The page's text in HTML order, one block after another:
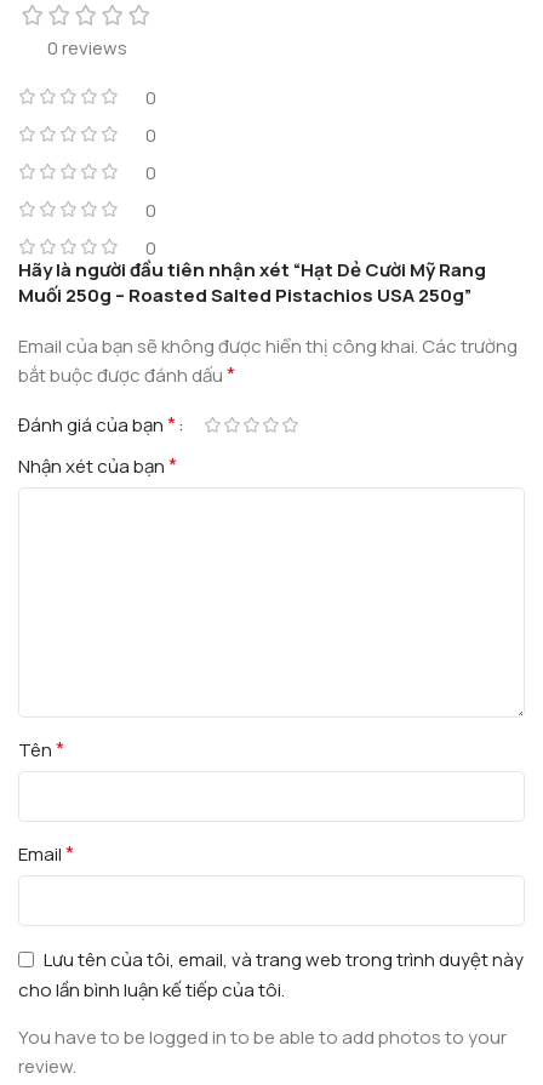
0 reviews
0
0
0
0
0
Hãy là người đầu tiên nhận xét “Hạt Dẻ Cười Mỹ Rang
Muối 250g – Roasted Salted Pistachios USA 250g”
Email của bạn sẽ không được hiển thị công khai. Các trường
bắt buộc được đánh dấu*
Đánh giá của bạn*
Nhận xét của bạn*
Tên*
Email*
Lưu tên của tôi, email, và trang web trong trình duyệt này
cho lần bình luận kế tiếp của tôi.
You have to be logged in to be able to add photos to your
review.